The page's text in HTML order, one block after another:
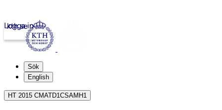
kth.se
Logga in
Sök
English
HT 2015 CMATD1CSAMH1